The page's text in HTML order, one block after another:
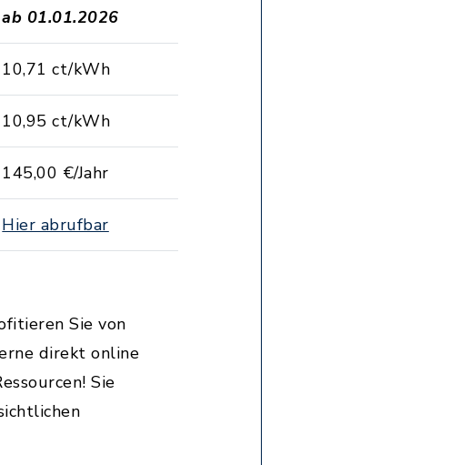
ab 01.01.2026
10,71 ct/kWh
10,95 ct/kWh
145,00 €/Jahr
Hier abrufbar
Sie von
direkt online
Sie